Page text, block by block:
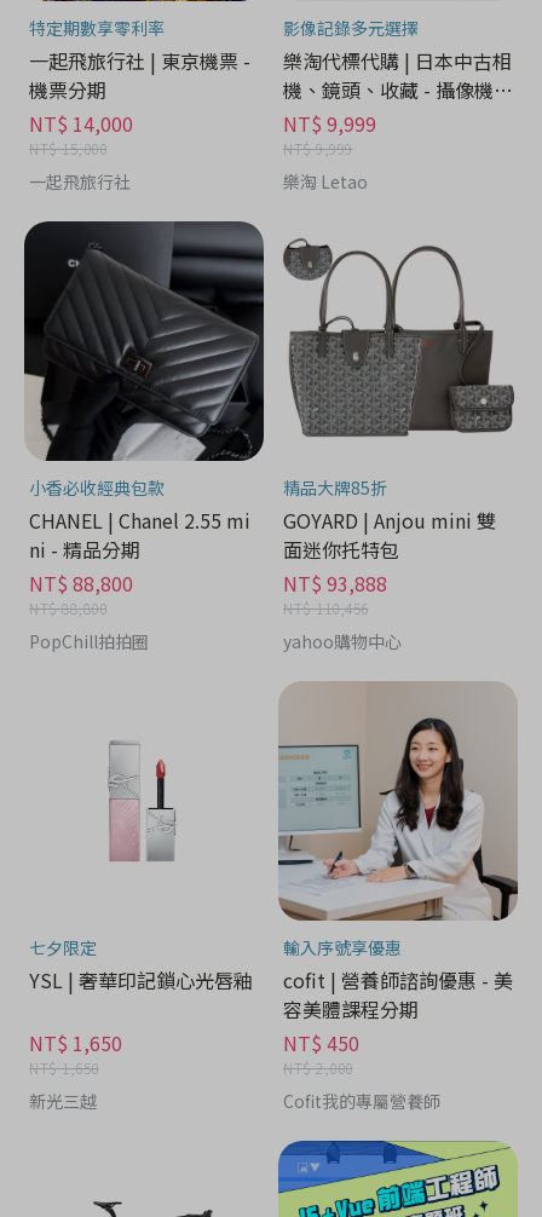
特定期數享零利率
一起飛旅行社 | 東京機票 -
機票分期
NT$ 14,000
NT$ 15,000
一起飛旅行社
影像記錄多元選擇
樂淘代標代購 | 日本中古相
機、鏡頭、收藏 - 攝像機分
期
NT$ 9,999
NT$ 9,999
樂淘 Letao
小香必收經典包款
CHANEL | Chanel 2.55 mi
ni - 精品分期
NT$ 88,800
NT$ 88,800
PopChill拍拍圈
精品大牌85折
GOYARD | Anjou mini 雙
面迷你托特包
NT$ 93,888
NT$ 110,456
yahoo購物中心
七夕限定
YSL | 奢華印記鎖心光唇釉
NT$ 1,650
NT$ 1,650
新光三越
輸入序號享優惠
cofit | 營養師諮詢優惠 - 美
容美體課程分期
NT$ 450
NT$ 2,000
Cofit我的專屬營養師